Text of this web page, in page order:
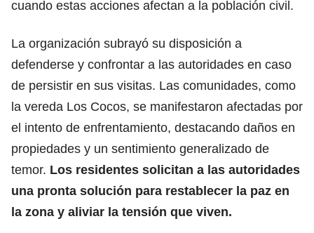
cuando estas acciones afectan a la población civil.
La organización subrayó su disposición a
defenderse y confrontar a las autoridades en caso
de persistir en sus visitas. Las comunidades, como
la vereda Los Cocos, se manifestaron afectadas por
el intento de enfrentamiento, destacando daños en
propiedades y un sentimiento generalizado de
temor. Los residentes solicitan a las autoridades
una pronta solución para restablecer la paz en
la zona y aliviar la tensión que viven.